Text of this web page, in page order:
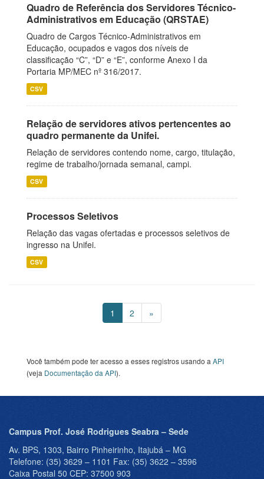
Quadro de Referência dos Servidores Técnico-
Administrativos em Educação (QRSTAE)
Quadro de Cargos Técnico-Administrativos em
Educação, ocupados e vagos dos níveis de
classificação “C”, “D” e “E”, conforme Anexo I da
Portaria MP/MEC nº 316/2017.
CSV
Relação de servidores ativos pertencentes ao
quadro permanente da Unifei.
Relação de servidores contendo nome, cargo, titulação,
regime de trabalho/jornada semanal, campi.
CSV
Processos Seletivos
Relação das vagas ofertadas e processos seletivos de
ingresso na Unifei.
CSV
1 2 »
Você também pode ter acesso a esses registros usando a API
(veja Documentação da API).
Campus Prof. José Rodrigues Seabra – Sede
Av. BPS, 1303, Bairro Pinheirinho, Itajubá – MG
Telefone: (35) 3629 – 1101 Fax: (35) 3622 – 3596
Caixa Postal 50 CEP: 37500 903